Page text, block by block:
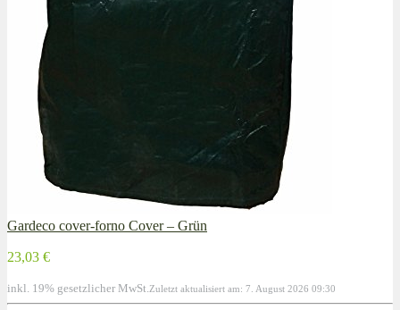
Gardeco cover-forno Cover – Grün
23,03 €
inkl. 19% gesetzlicher MwSt. Zuletzt aktualisiert am: 7. August 2026 09:30